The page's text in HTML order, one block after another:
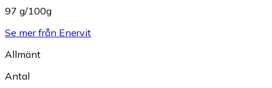
97 g/100g
Se mer från Enervit
Allmänt
Antal